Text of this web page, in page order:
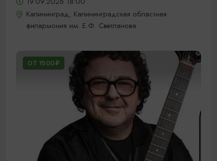
Калининград, Калининградская областная
филармония им. Е.Ф. Светланова
ОТ 1500₽